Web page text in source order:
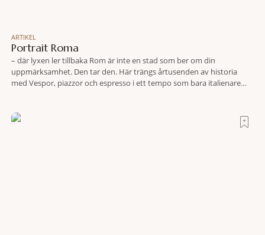
ARTIKEL
Portrait Roma
– där lyxen ler tillbaka Rom är inte en stad som ber om din
uppmärksamhet. Den tar den. Här trängs årtusenden av historia
med Vespor, piazzor och espresso i ett tempo som bara italienare